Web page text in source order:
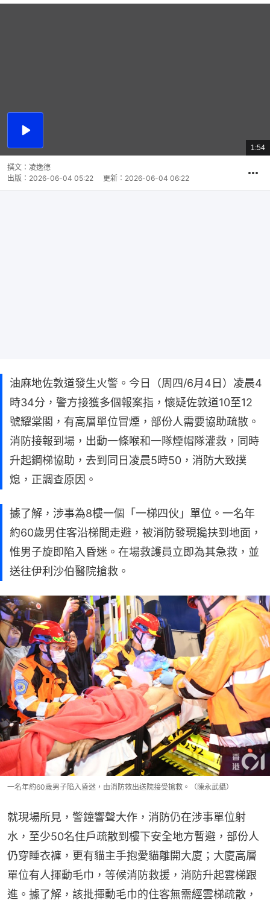
播
總
共
1:54
撰文： 凌逸德
出版： 2026-06-04 05:22 更新： 2026-06-04 06:22
油麻地佐敦道發生火警。今日（周四/6月4日）凌晨4
時34分，警方接獲多個報案指，懷疑佐敦道10至12
號耀棠閣，有高層單位冒煙，部份人需要協助疏散。
消防接報到場，出動一條喉和一隊煙帽隊灌救，同時
升起鋼梯協助，去到同日凌晨5時50，消防大致撲
熄，正調查原因。
據了解，涉事為8樓一個「一梯四伙」單位。一名年
約60歲男住客沿梯間走避，被消防發現攙扶到地面，
惟男子旋即陷入昏迷。在場救護員立即為其急救，並
送往伊利沙伯醫院搶救。
一名年約60歲男子陷入昏迷，由消防救出送院接受搶救。（陳永武攝）
就現場所見，警鐘響聲大作，消防仍在涉事單位射
水，至少50名住戶疏散到樓下安全地方暫避，部份人
仍穿睡衣褲，更有貓主手抱愛貓離開大廈；大廈高層
單位有人揮動毛巾，等候消防救援，消防升起雲梯跟
進。據了解，該批揮動毛巾的住客無需經雲梯疏散，